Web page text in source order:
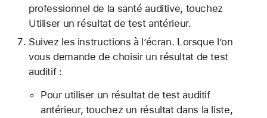
professionnel de la santé auditive, touchez
Utiliser un résultat de test antérieur.
Suivez les instructions à l’écran. Lorsque l’on
vous demande de choisir un résultat de test
auditif :
Pour utiliser un résultat de test auditif
antérieur, touchez un résultat dans la liste,